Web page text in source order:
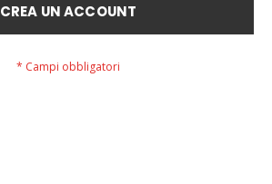
CREA UN ACCOUNT